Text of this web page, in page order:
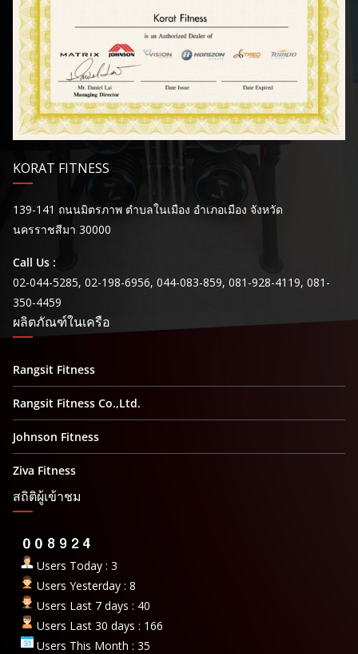
KORAT FITNESS
139-141 ถนนมิตรภาพ ตำบลในเมือง อำเภอเมือง จังหวัด
นครราชสีมา 30000
Call Us :
02-044-5285, 02-198-6956, 044-083-859, 081-928-4119, 081-
350-4459
ผลิตภัณฑ์ในเครือ
Rangsit Fitness
Rangsit Fitness Co.,Ltd.
Johnson Fitness
Ziva Fitness
สถิติผู้เข้าชม
Users Today : 3
Users Yesterday : 8
Users Last 7 days : 40
Users Last 30 days : 166
Users This Month : 35